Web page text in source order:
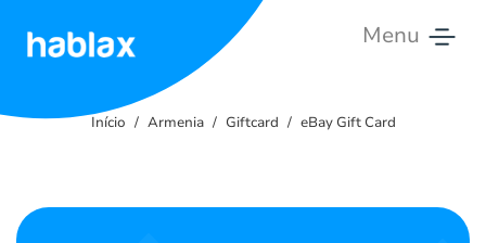
Menu
Início Armenia Giftcard eBay Gift Card